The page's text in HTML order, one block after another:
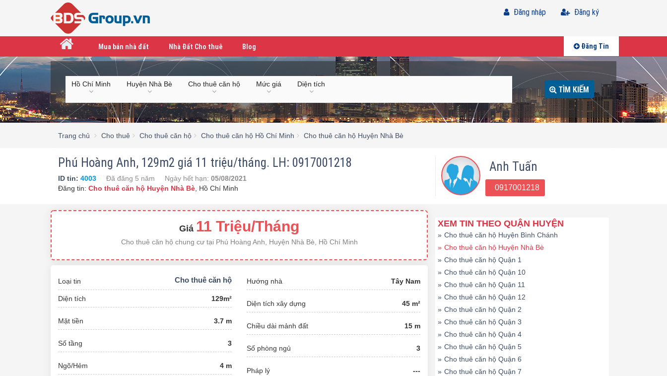
Đăng ký
Đăng nhập
Mua bán nhà đất Nhà Đất Cho thuê Blog Đăng Tin
Hồ Chí Minh Huyện Nhà Bè Cho thuê căn hộ Mức giá Diện tích TÌM KIẾM
Trang chủ Cho thuê Cho thuê căn hộ Cho thuê căn hộ Hồ Chí Minh Cho thuê căn hộ Huyện Nhà Bè
Phú Hoàng Anh, 129m2 giá 11 triệu/tháng. LH: 0917001218
ID tin: 4003 Đã đăng 5 năm Ngày hết hạn: 05/08/2021
Đăng tin: Cho thuê căn hộ Huyện Nhà Bè Hồ Chí Minh
Anh Tuấn
0917001218
Giá 11 Triệu/Tháng
Cho thuê căn hộ chung cư tại Phú Hoàng Anh, Huyện Nhà Bè, Hồ Chí Minh
Loại tin Cho thuê căn hộ
Diện tích 129m²
Mặt tiền 3.7 m
Số tầng 3
Ngõ/Hẻm 4 m
Hướng nhà Tây Nam
Diện tích xây dựng 45 m²
Chiều dài mảnh đất 15 m
Số phòng ngủ 3
Pháp lý ---
XEM TIN THEO QUẬN HUYỆN
» Cho thuê căn hộ Huyện Bình Chánh
» Cho thuê căn hộ Huyện Nhà Bè
» Cho thuê căn hộ Quận 1
» Cho thuê căn hộ Quận 10
» Cho thuê căn hộ Quận 11
» Cho thuê căn hộ Quận 12
» Cho thuê căn hộ Quận 2
» Cho thuê căn hộ Quận 3
» Cho thuê căn hộ Quận 4
» Cho thuê căn hộ Quận 5
» Cho thuê căn hộ Quận 6
» Cho thuê căn hộ Quận 7